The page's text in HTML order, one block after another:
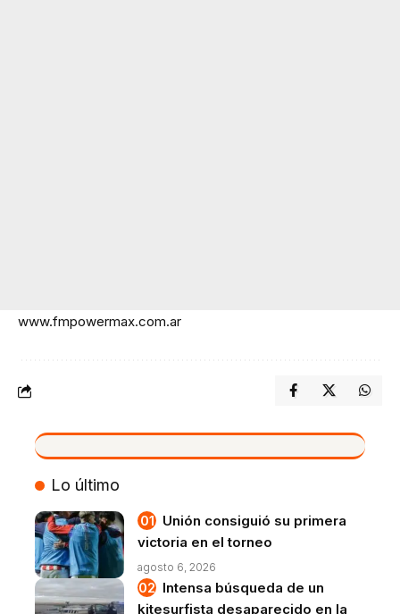
www.fmpowermax.com.ar
VIVO
Lo último
Unión consiguió su primera
victoria en el torneo
agosto 6, 2026
Intensa búsqueda de un
kitesurfista desaparecido en la